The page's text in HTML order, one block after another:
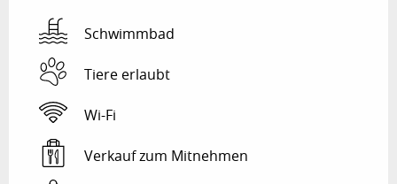
Schwimmbad
Tiere erlaubt
Wi-Fi
Verkauf zum Mitnehmen